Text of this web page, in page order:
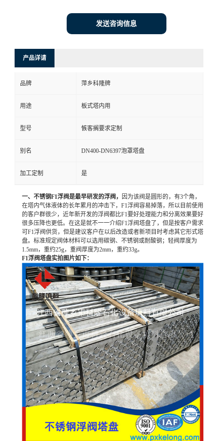
联
式
在
线
留
言
发送咨询信息
产品详请
品牌 萍乡科隆牌
用途 板式塔内用
型号 愱客搁要求定制
别名 DN400-DN6397泡罩塔盘
加工定制 是
一、不锈钢F1浮阀是最早研发的浮阀， 因为该阀是圆形的，有3个角，
在塔内气体液体的长年累月的冲击下，F1浮阀容易掉落，所以目前使用
的客户群很少，近年新开发的浮阀都比F1要好处理能力和分离效果要好
很多压降也更低。在这是就不一一介绍F1浮阀塔盘了，但是按客户需求
可F1浮阀供货，但是建议客户在以后改造或者新项目时考虑其它形式塔
盘。 标准规定阀体材料可以选用碳钢、不锈钢或耐酸钢；轻阀厚度为
1.5mm，重约25g，重阀厚度为2mm，重约33g。
F1浮阀塔盘实拍图片如下：